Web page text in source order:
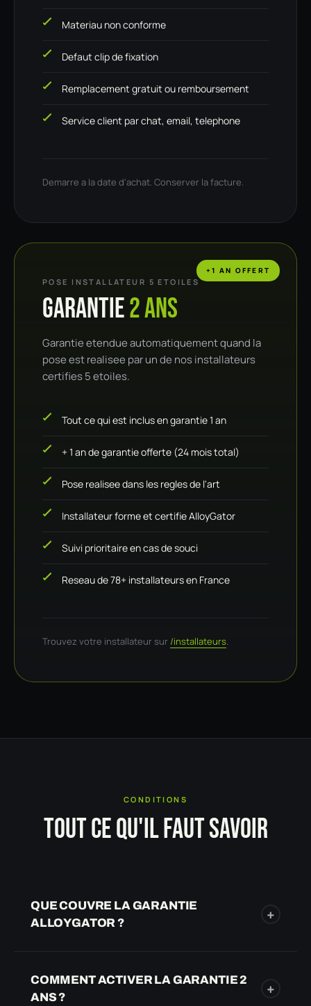
Materiau non conforme
Defaut clip de fixation
Remplacement gratuit ou remboursement
Service client par chat, email, telephone
Demarre a la date d'achat. Conserver la facture.
+1 AN OFFERT
POSE INSTALLATEUR 5 ETOILES
GARANTIE2 ANS
Garantie etendue automatiquement quand la
pose est realisee par un de nos installateurs
certifies 5 etoiles.
Tout ce qui est inclus en garantie 1 an
+ 1 an de garantie offerte (24 mois total)
Pose realisee dans les regles de l'art
Installateur forme et certifie AlloyGator
Suivi prioritaire en cas de souci
Reseau de 78+ installateurs en France
Trouvez votre installateur sur /installateurs.
CONDITIONS
TOUT CE QU'IL FAUT SAVOIR
QUE COUVRE LA GARANTIE
ALLOYGATOR ?
+
materiau non conforme, clip defaillant, malfacon de
moulage. Elle ne couvre pas les degats lies a une
COMMENT ACTIVER LA GARANTIE 2
ANS ?
+